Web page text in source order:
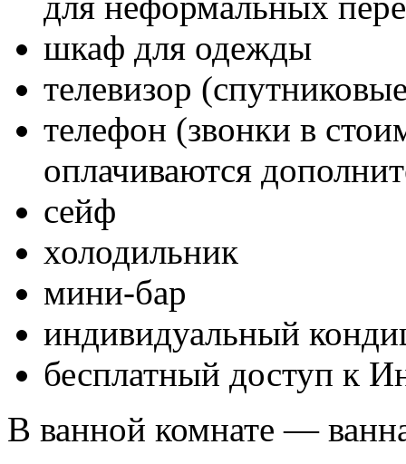
шкаф для одежды
телевизор
телефон (звонки в
оплачиваются
сейф
холодильник
мини-бар
индивидуальный
бесплатный доступ к
В ванной комнате —